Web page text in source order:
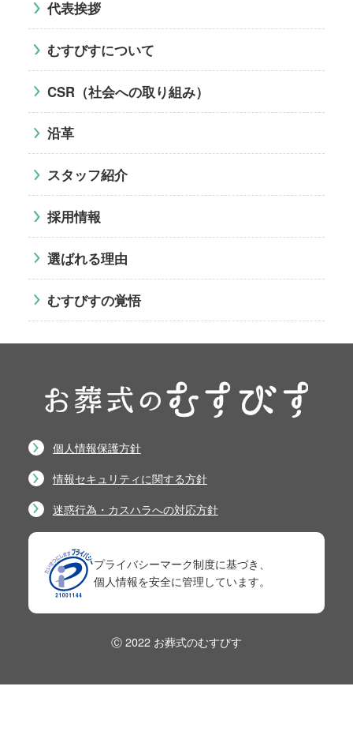
代表挨拶
むすびすについて
CSR（社会への取り組み）
沿革
スタッフ紹介
採用情報
選ばれる理由
むすびすの覚悟
個人情報保護方針
情報セキュリティに関する方針
迷惑行為・カスハラへの対応方針
プライバシーマーク制度に基づき、
個人情報を安全に管理しています。
Ⓒ 2022 お葬式のむすびす